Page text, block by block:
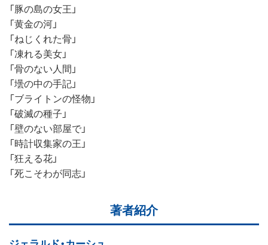
「豚の島の女王」
「黄金の河」
「ねじくれた骨」
「凍れる美女」
「骨のない人間」
「壜の中の手記」
「ブライトンの怪物」
「破滅の種子」
「壁のない部屋で」
「時計収集家の王」
「狂える花」
「死こそわが同志」
著者紹介